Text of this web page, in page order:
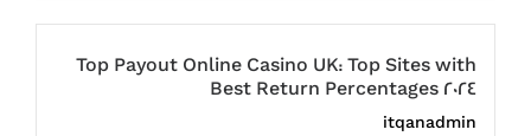
Top Payout Online Casino UK: Top Sites with
Best Return Percentages 2024
itqanadmin